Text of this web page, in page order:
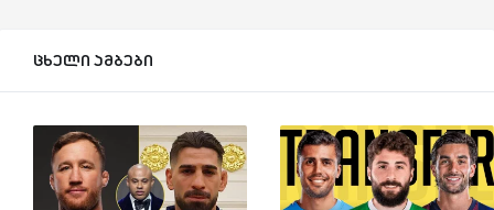
ცხელი ამბები